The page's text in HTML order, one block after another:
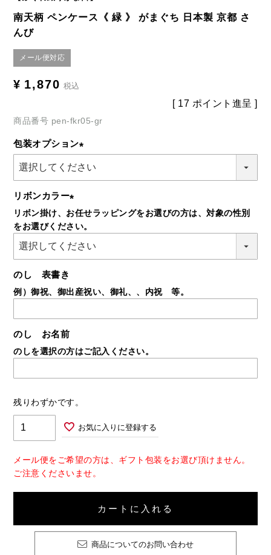
南天柄 ペンケース《 緑 》 がまぐち 日本製 京都 さ
んび
メール便対応
¥ 1,870 税込
[ 17 ポイント進呈 ]
商品番号 pen-fkr05-gr
包装オプション
(必
リボンカラー
(必
須)
リボン掛け、お任せラッピングをお選びの方は、対象の性別
をお選びください。
のし 表書き
例）御祝、御出産祝い、御礼、、内祝 等。
のし お名前
のしを選択の方はご記入ください。
残りわずかです。
お気に入りに登録する
メール便をご希望の方は、ギフト包装をお選び頂けません。
ご注意くださいませ。
カートに入れる
商品についてのお問い合わせ